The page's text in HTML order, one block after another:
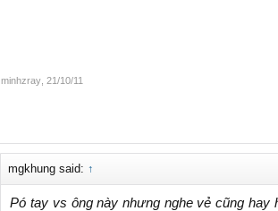
minhzray 21/10/11
mgkhung said: ↑
Pó tay vs ông này nhưng nghe vẻ cũng hay